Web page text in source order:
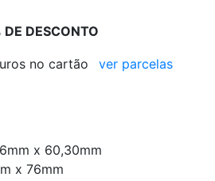
DE DESCONTO
no cartão ver parcelas
x 60,30mm
x 76mm